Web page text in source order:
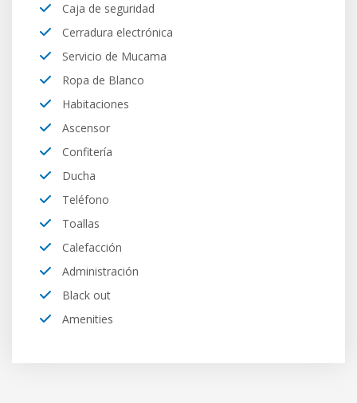
Caja de seguridad
Cerradura electrónica
Servicio de Mucama
Ropa de Blanco
Habitaciones
Ascensor
Confitería
Ducha
Teléfono
Toallas
Calefacción
Administración
Black out
Amenities